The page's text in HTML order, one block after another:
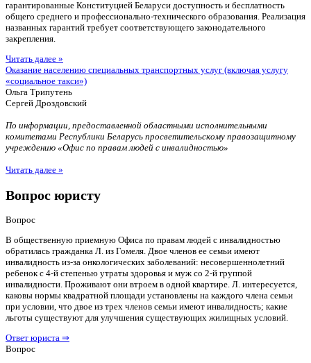
гарантированные Конституцией Беларуси доступность и бесплатность
общего среднего и профессионально-технического образования. Реализация
названных гарантий требует соответствующего законодательного
закрепления.
Читать далее »
Оказание населению специальных транспортных услуг (включая услугу
«социальное такси»)
Ольга Трипутень
Сергей Дроздовский
По информации, предоставленной областными исполнительными
комитетами Республики Беларусь просветительскому правозащитному
учреждению «Офис по правам людей с инвалидностью»
Читать далее »
Вопрос юристу
Вопрос
В общественную приемную Офиса по правам людей с инвалидностью
обратилась гражданка Л. из Гомеля. Двое членов ее семьи имеют
инвалидность из-за онкологических заболеваний: несовершеннолетний
ребенок с 4-й степенью утраты здоровья и муж со 2-й группой
инвалидности. Проживают они втроем в одной квартире. Л. интересуется,
каковы нормы квадратной площади установлены на каждого члена семьи
при условии, что двое из трех членов семьи имеют инвалидность; какие
льготы существуют для улучшения существующих жилищных условий.
Ответ юриста ⇒
Вопрос